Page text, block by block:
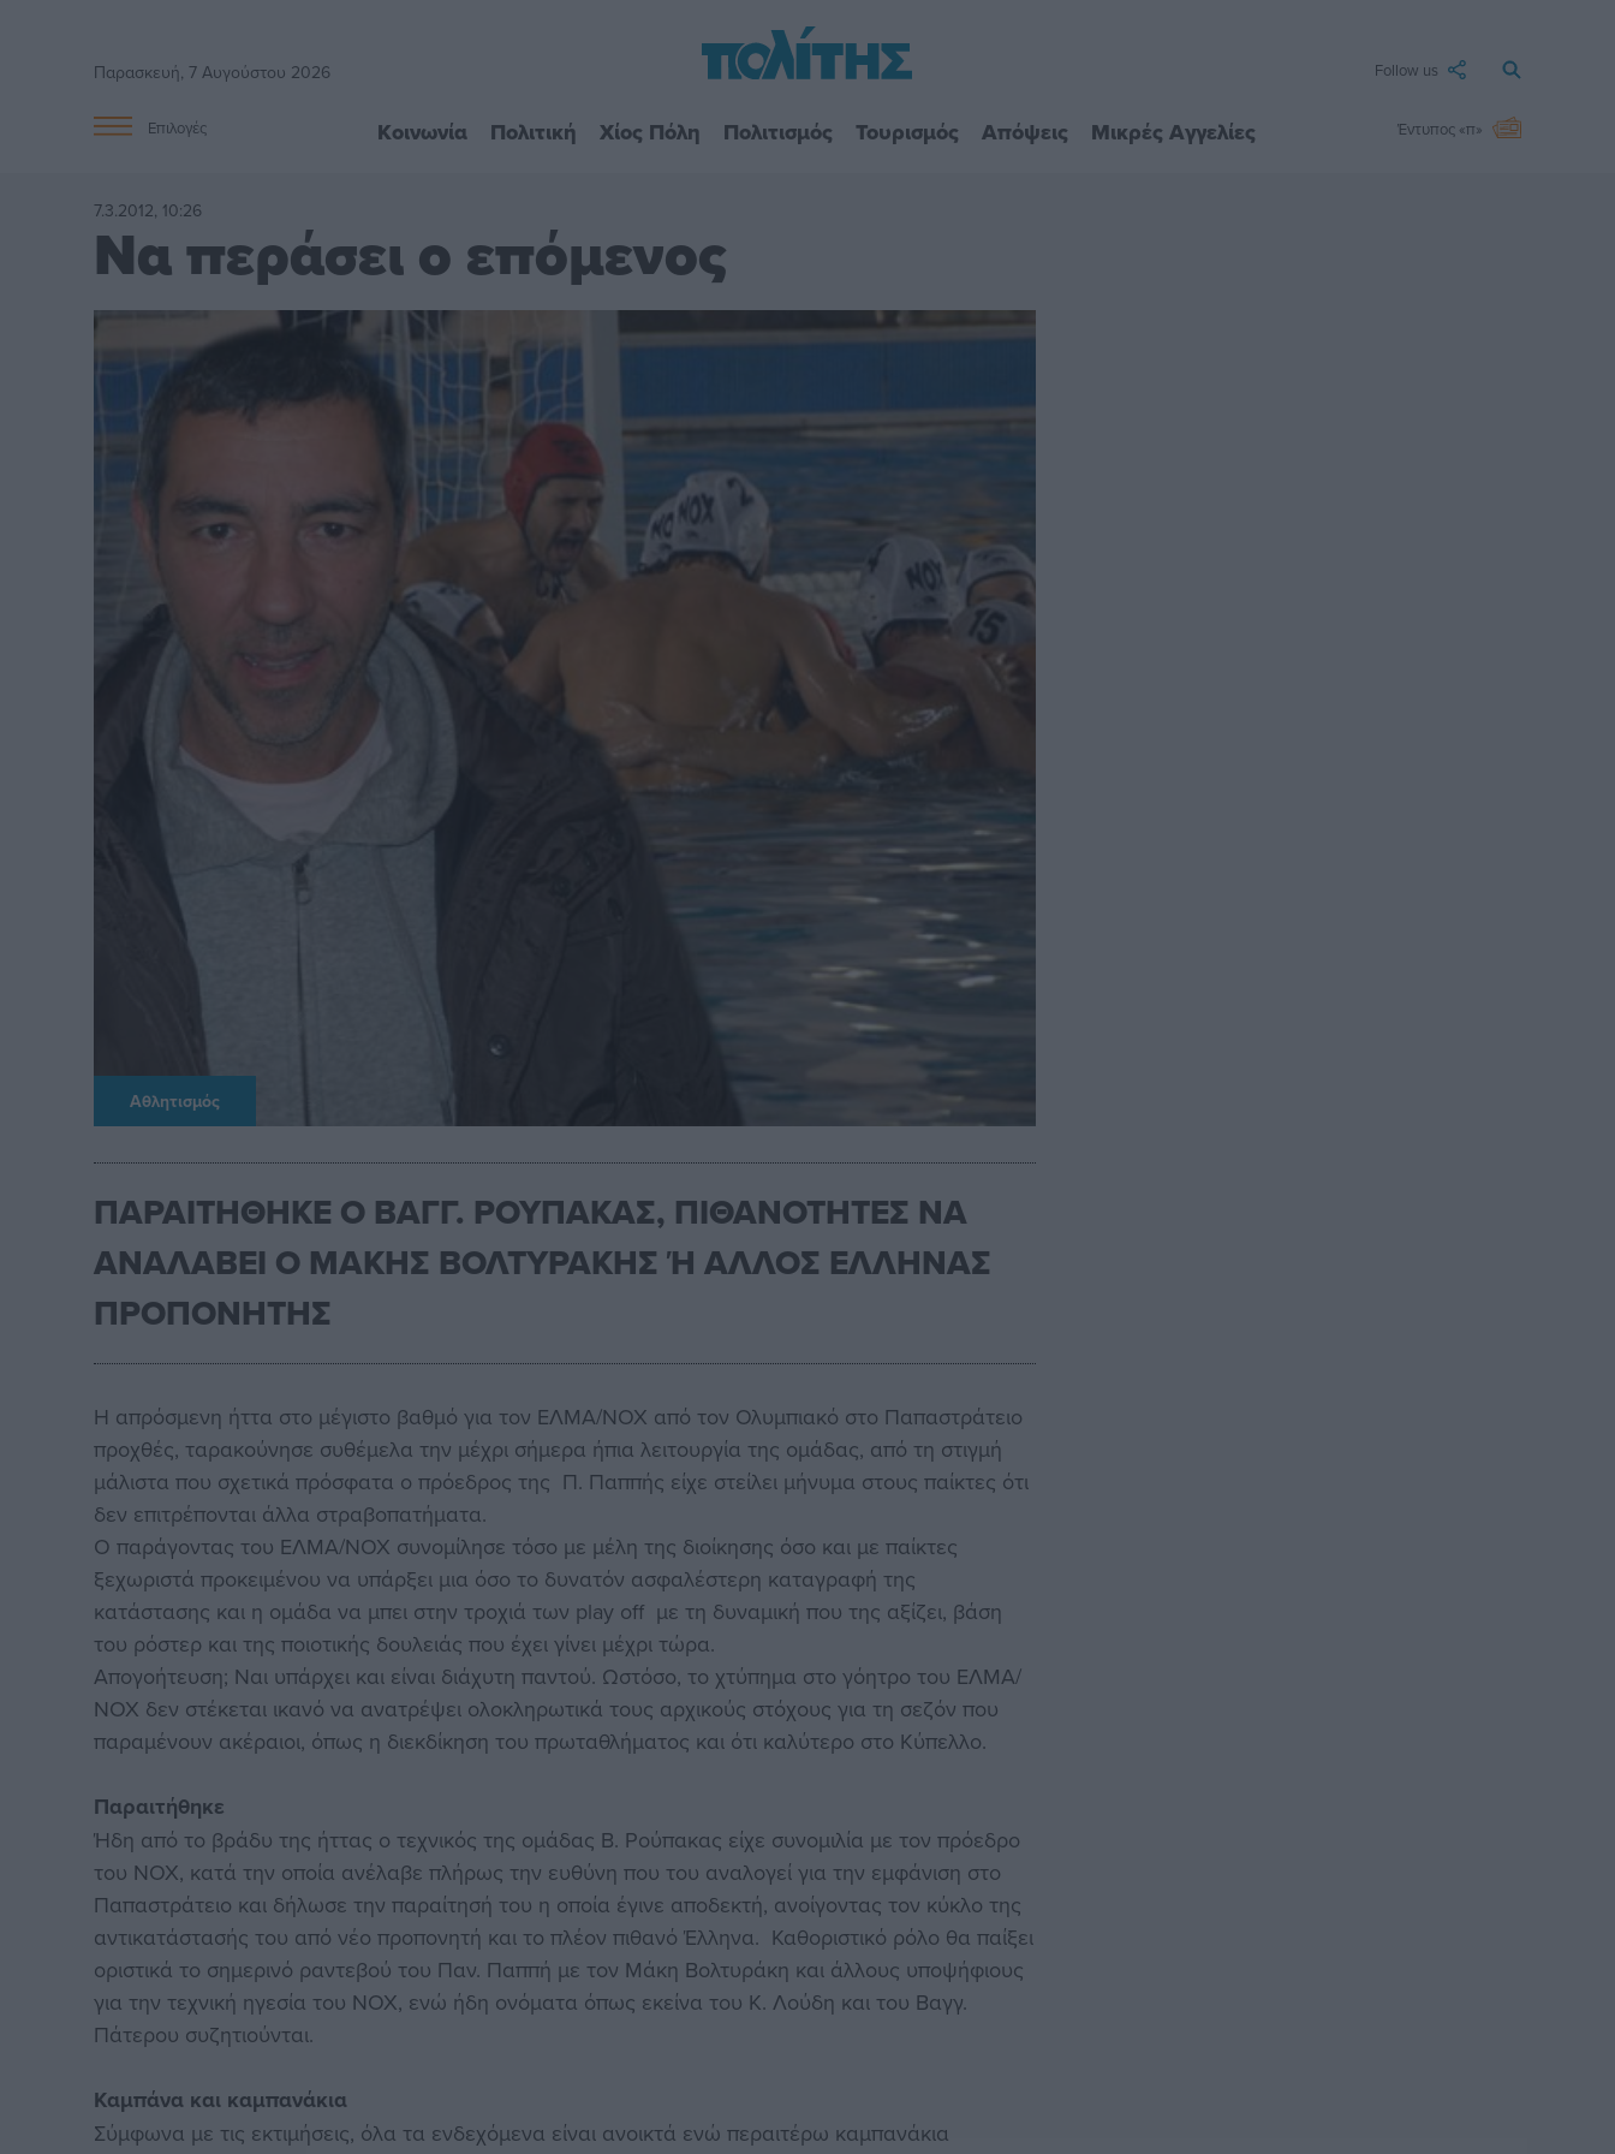
Παρασκευή, 7 Αυγούστου 2026 Follow us
Επιλογές Κοινωνία Πολιτική Χίος Πόλη Πολιτισμός Τουρισμός Απόψεις Μικρές Αγγελίες Έντυπος «π»
7.3.2012, 10:26
Να περάσει ο επόμενος
Αθλητισμός
ΠΑΡΑΙΤΗΘΗΚΕ Ο ΒΑΓΓ. ΡΟΥΠΑΚΑΣ, ΠΙΘΑΝΟΤΗΤΕΣ ΝΑ
ΑΝΑΛΑΒΕΙ Ο ΜΑΚΗΣ ΒΟΛΤΥΡΑΚΗΣ Ή ΑΛΛΟΣ ΕΛΛΗΝΑΣ
ΠΡΟΠΟΝΗΤΗΣ
Η απρόσμενη ήττα στο μέγιστο βαθμό για τον ΕΛΜΑ/ΝΟΧ από τον Ολυμπιακό στο Παπαστράτειο
προχθές, ταρακούνησε συθέμελα την μέχρι σήμερα ήπια λειτουργία της ομάδας, από τη στιγμή
μάλιστα που σχετικά πρόσφατα ο πρόεδρος της Π. Παππής είχε στείλει μήνυμα στους παίκτες ότι
δεν επιτρέπονται άλλα στραβοπατήματα.
Ο παράγοντας του ΕΛΜΑ/ΝΟΧ συνομίλησε τόσο με μέλη της διοίκησης όσο και με παίκτες
ξεχωριστά προκειμένου να υπάρξει μια όσο το δυνατόν ασφαλέστερη καταγραφή της
κατάστασης και η ομάδα να μπει στην τροχιά των play off με τη δυναμική που της αξίζει, βάση
του ρόστερ και της ποιοτικής δουλειάς που έχει γίνει μέχρι τώρα.
Απογοήτευση; Ναι υπάρχει και είναι διάχυτη παντού. Ωστόσο, το χτύπημα στο γόητρο του ΕΛΜΑ/
ΝΟΧ δεν στέκεται ικανό να ανατρέψει ολοκληρωτικά τους αρχικούς στόχους για τη σεζόν που
παραμένουν ακέραιοι, όπως η διεκδίκηση του πρωταθλήματος και ότι καλύτερο στο Κύπελλο.
Παραιτήθηκε
Ήδη από το βράδυ της ήττας ο τεχνικός της ομάδας Β. Ρούπακας είχε συνομιλία με τον πρόεδρο
του ΝΟΧ, κατά την οποία ανέλαβε πλήρως την ευθύνη που του αναλογεί για την εμφάνιση στο
Παπαστράτειο και δήλωσε την παραίτησή του η οποία έγινε αποδεκτή, ανοίγοντας τον κύκλο της
αντικατάστασής του από νέο προπονητή και το πλέον πιθανό Έλληνα. Καθοριστικό ρόλο θα παίξει
οριστικά το σημερινό ραντεβού του Παν. Παππή με τον Μάκη Βολτυράκη και άλλους υποψήφιους
για την τεχνική ηγεσία του ΝΟΧ, ενώ ήδη ονόματα όπως εκείνα του Κ. Λούδη και του Βαγγ.
Πάτερου συζητιούνται.
Καμπάνα και καμπανάκια
Σύμφωνα με τις εκτιμήσεις, όλα τα ενδεχόμενα είναι ανοικτά ενώ περαιτέρω καμπανάκια